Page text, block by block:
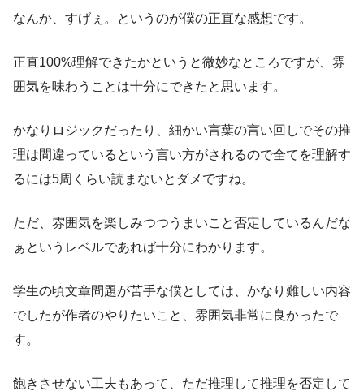
なんか、すげぇ。というのが僕の正直な感想です。
正直100%理解できたかというと微妙なところですが、雰
囲気を味わうことは十分にできたと思います。
かなりロジックだったり、細かい言葉の言い回しでその推
理は間違っているという言い方がされるので全てを理解す
るには5周くらい読まないとダメですね。
ただ、雰囲気を楽しみつつうまいこと否定しているんだな
ぁというレベルであれば十分にわかります。
学生の頃文章問題が苦手な僕としては、かなり難しい内容
でしたが作者のやりたいこと、雰囲気非常に良かったで
す。
飽きさせない工夫もあって、ただ推理して推理を否定して